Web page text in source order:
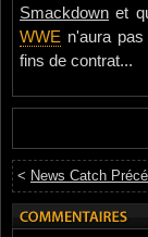
Smackdown et
WWE n'aura
fins de contrat...
< News Catch